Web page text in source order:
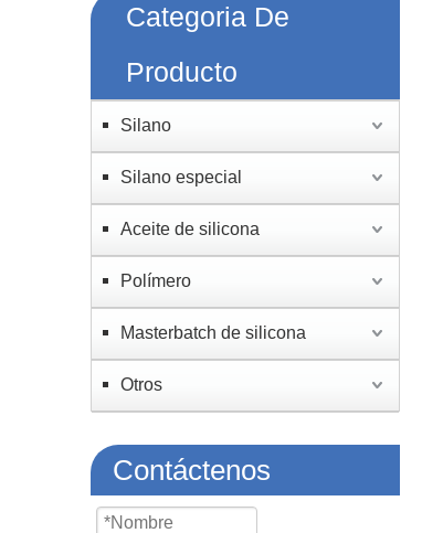
Categoria De
Producto
Silano
Silano especial
Aceite de silicona
Polímero
Masterbatch de silicona
Otros
Contáctenos